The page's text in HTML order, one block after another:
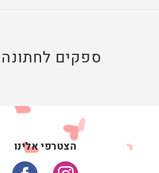
ספקים
הצטרפי אלינו